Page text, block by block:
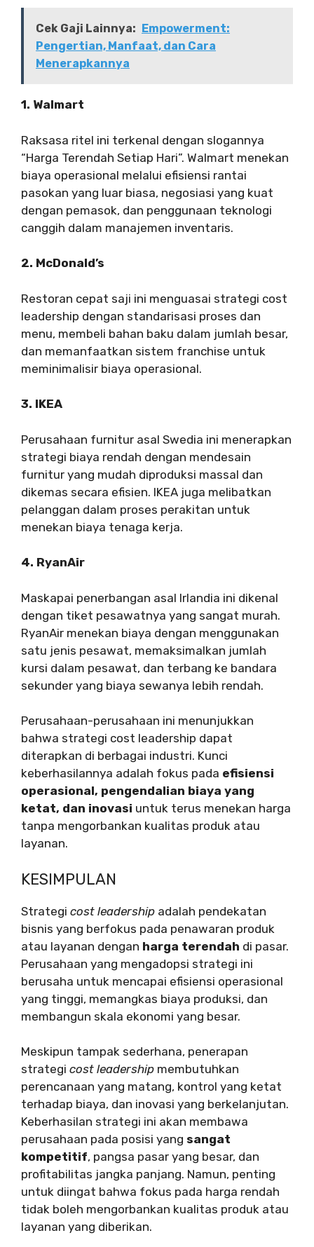
Cek Gaji Lainnya:
Empowerment:
Pengertian, Manfaat, dan Cara
Menerapkannya
1. Walmart
Raksasa ritel ini terkenal dengan slogannya
“Harga Terendah Setiap Hari”. Walmart menekan
biaya operasional melalui efisiensi rantai
pasokan yang luar biasa, negosiasi yang kuat
dengan pemasok, dan penggunaan teknologi
canggih dalam manajemen inventaris.
2. McDonald’s
Restoran cepat saji ini menguasai strategi cost
leadership dengan standarisasi proses dan
menu, membeli bahan baku dalam jumlah besar,
dan memanfaatkan sistem franchise untuk
meminimalisir biaya operasional.
3. IKEA
Perusahaan furnitur asal Swedia ini menerapkan
strategi biaya rendah dengan mendesain
furnitur yang mudah diproduksi massal dan
dikemas secara efisien. IKEA juga melibatkan
pelanggan dalam proses perakitan untuk
menekan biaya tenaga kerja.
4. RyanAir
Maskapai penerbangan asal Irlandia ini dikenal
dengan tiket pesawatnya yang sangat murah.
RyanAir menekan biaya dengan menggunakan
satu jenis pesawat, memaksimalkan jumlah
kursi dalam pesawat, dan terbang ke bandara
sekunder yang biaya sewanya lebih rendah.
Perusahaan-perusahaan ini menunjukkan
bahwa strategi cost leadership dapat
diterapkan di berbagai industri. Kunci
keberhasilannya adalah fokus pada efisiensi
operasional, pengendalian biaya yang
ketat, dan inovasi untuk terus menekan harga
tanpa mengorbankan kualitas produk atau
layanan.
KESIMPULAN
Strategi cost leadership adalah pendekatan
bisnis yang berfokus pada penawaran produk
atau layanan dengan harga terendah di pasar.
Perusahaan yang mengadopsi strategi ini
berusaha untuk mencapai efisiensi operasional
yang tinggi, memangkas biaya produksi, dan
membangun skala ekonomi yang besar.
Meskipun tampak sederhana, penerapan
strategi cost leadership membutuhkan
perencanaan yang matang, kontrol yang ketat
terhadap biaya, dan inovasi yang berkelanjutan.
Keberhasilan strategi ini akan membawa
perusahaan pada posisi yang sangat
kompetitif, pangsa pasar yang besar, dan
profitabilitas jangka panjang. Namun, penting
untuk diingat bahwa fokus pada harga rendah
tidak boleh mengorbankan kualitas produk atau
layanan yang diberikan.